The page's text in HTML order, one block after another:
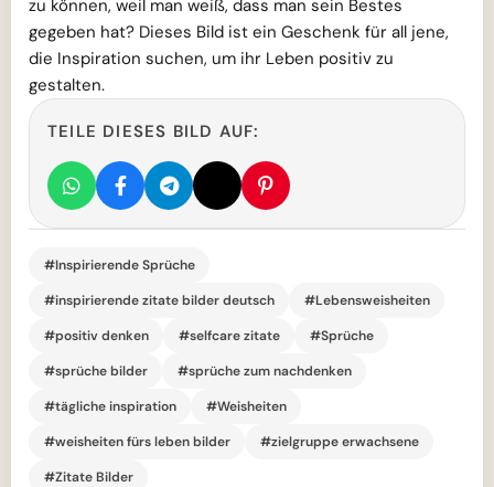
zu können, weil man weiß, dass man sein Bestes
gegeben hat? Dieses Bild ist ein Geschenk für all jene,
die Inspiration suchen, um ihr Leben positiv zu
gestalten.
TEILE DIESES BILD AUF:
#Inspirierende Sprüche
#inspirierende zitate bilder deutsch
#Lebensweisheiten
#positiv denken
#selfcare zitate
#Sprüche
#sprüche bilder
#sprüche zum nachdenken
#tägliche inspiration
#Weisheiten
#weisheiten fürs leben bilder
#zielgruppe erwachsene
#Zitate Bilder